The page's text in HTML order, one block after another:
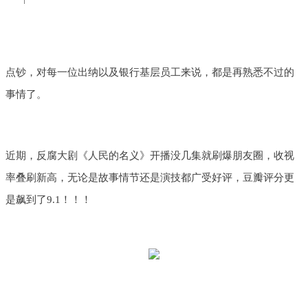
点钞，对每一位出纳以及银行基层员工来说，都是再熟悉不过的
事情了。
近期，反腐大剧《人民的名义》开播没几集就刷爆朋友圈，收视
率叠刷新高，无论是故事情节还是演技都广受好评，豆瓣评分更
是飙到了9.1！！！